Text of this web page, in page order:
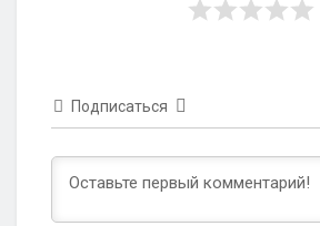
Подписаться